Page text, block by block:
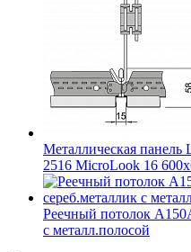
Металлическая
2516 MicroLook 16
Реечный потолок
с металл.полосой